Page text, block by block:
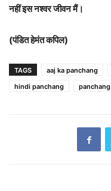
नहीं इस नश्वर जीवन मैं।
(पंडित हेमंत कपिल)
TAGS aaj ka panchang
hindi panchang
panchang